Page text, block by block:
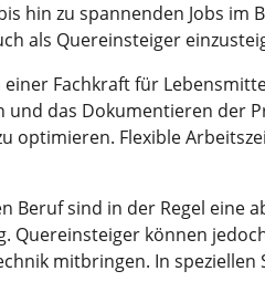
hin zu spannenden Jobs im
als Quereinsteiger
Fachkraft für
das Dokumentieren der
optimieren. Flexible
Beruf sind in der Regel
Quereinsteiger können
mitbringen. In